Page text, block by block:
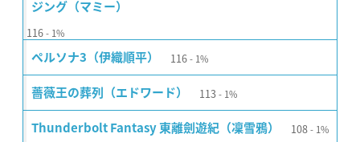
ジング（マミー）
116 1%
ペルソナ3（伊織順平） 116 1%
薔薇王の葬列（エドワード） 113 1%
Thunderbolt Fantasy 東離劍遊紀（凜雪鴉） 108 1%